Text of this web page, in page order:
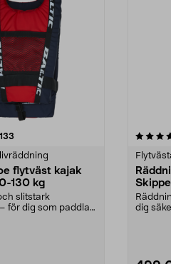
133
flytväst kajak
130 kg
slitstark
för dig som paddlar
av 5 stjärnor
dig